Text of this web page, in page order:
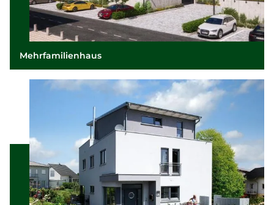
Mehrfamilienhaus